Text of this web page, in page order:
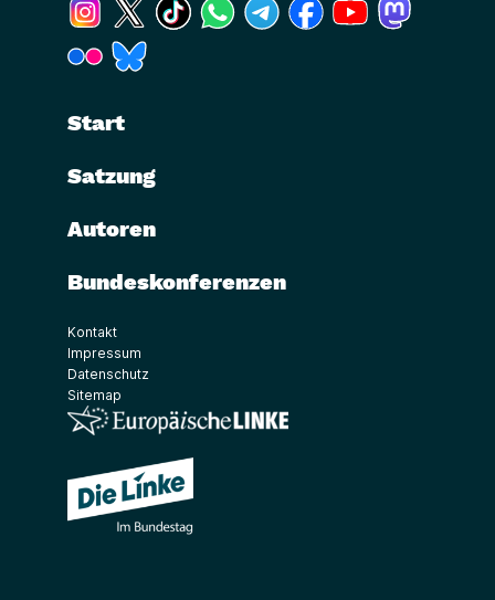
(Link öffnet ein neues Fenster)
(Link öffnet ein neues Fenster)
(Link öffnet ein neues Fenster)
(Link öffnet ein neues Fenster)
(Link öffnet ein neues Fenster)
(Link öffnet ein neues
(Link öffnet ein
(Link öffnet ein neues Fenster)
Start
Satzung
Autoren
Bundeskonferenzen
Kontakt
Impressum
Datenschutz
Sitemap
(Link öffnet ein neues Fenster)